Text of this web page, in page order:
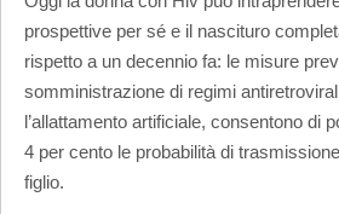
prospettive per sé e il nascituro
rispetto a un decennio fa: le misure
somministrazione di regimi
l’allattamento artificiale, consentono di
4 per cento le probabilità di
figlio.